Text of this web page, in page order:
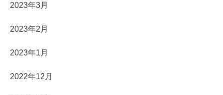
2023年3月
2023年2月
2023年1月
2022年12月